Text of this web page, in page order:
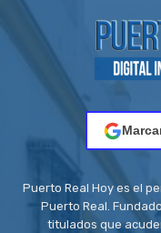
Puerto Real Hoy es el
Puerto Real.
titulados que